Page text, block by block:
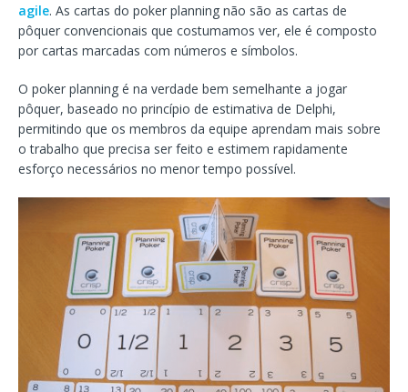
agile. As cartas do poker planning não são as cartas de
pôquer convencionais que costumamos ver, ele é composto
por cartas marcadas com números e símbolos.
O poker planning é na verdade bem semelhante a jogar
pôquer, baseado no princípio de estimativa de Delphi,
permitindo que os membros da equipe aprendam mais sobre
o trabalho que precisa ser feito e estimem rapidamente
esforço necessários no menor tempo possível.